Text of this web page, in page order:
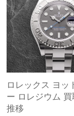
ロレックス ヨッ
ー ロレジウム
推移